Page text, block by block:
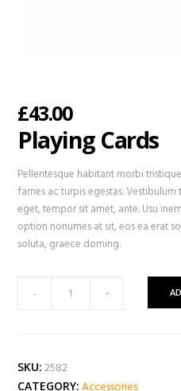
£43.00
Playing Cards
Pellentesque habitant morbi
fames ac turpis egestas.
eget, tempor sit amet, ante. Usu
option nonumes at sit, eos ea erat
soluta, graece doming.
- +
SKU: 2582
CATEGORY: Accessories